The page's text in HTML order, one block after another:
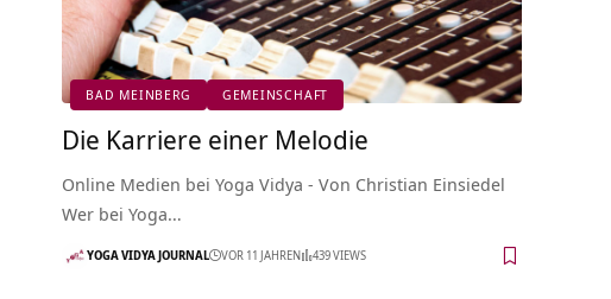
BAD MEINBERG GEMEINSCHAFT
Die Karriere einer Melodie
Online Medien bei Yoga Vidya - Von Christian Einsiedel
Wer bei Yoga…
YOGA VIDYA JOURNAL VOR 11 JAHREN 439 VIEWS